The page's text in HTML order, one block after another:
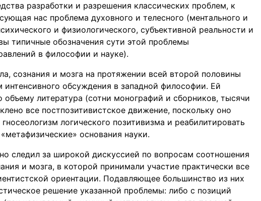
разработки и разрешения классических проблем, к
нас проблема духовного и телесного (ментального и
и физиологического, субъективной реальности и
типичные обозначения сути этой проблемы
в философии и науке).
сознания и мозга на протяжении всей второй половины
обсуждения в западной философии. Ей
литература (сотни монографий и сборников, тысячи
все постпозитивистское движение, поскольку оно
логического позитивизма и реабилитировать
основания науки.
следил за широкой дискуссией по вопросам соотношения
и мозга, в которой принимали участие практически все
ориентации. Подавляющее большинство из них
решение указанной проблемы: либо с позиций